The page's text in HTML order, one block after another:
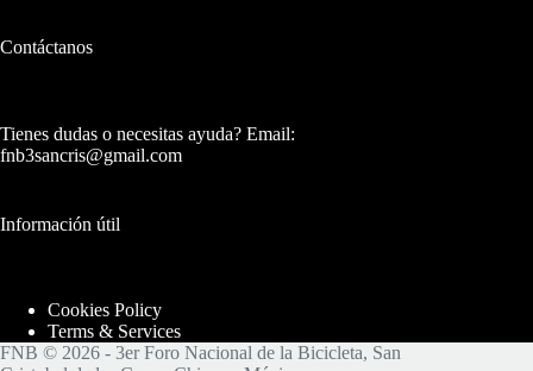
Contáctanos
Tienes dudas o necesitas ayuda? Email:
fnb3sancris@gmail.com
Información útil
Cookies Policy
Terms & Services
FNB © 2026 - 3er Foro Nacional de la Bicicleta, San